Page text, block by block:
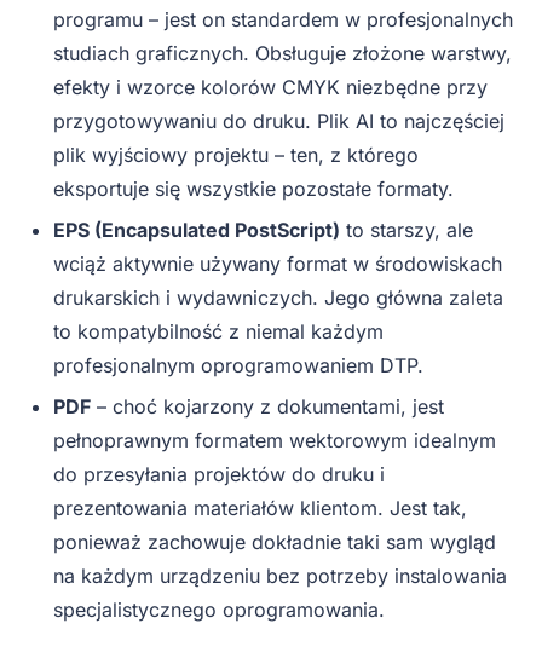
programu – jest on standardem w profesjonalnych
studiach graficznych. Obsługuje złożone warstwy,
efekty i wzorce kolorów CMYK niezbędne przy
przygotowywaniu do druku. Plik AI to najczęściej
plik wyjściowy projektu – ten, z którego
eksportuje się wszystkie pozostałe formaty.
EPS (Encapsulated PostScript) to starszy, ale
wciąż aktywnie używany format w środowiskach
drukarskich i wydawniczych. Jego główna zaleta
to kompatybilność z niemal każdym
profesjonalnym oprogramowaniem DTP.
PDF – choć kojarzony z dokumentami, jest
pełnoprawnym formatem wektorowym idealnym
do przesyłania projektów do druku i
prezentowania materiałów klientom. Jest tak,
ponieważ zachowuje dokładnie taki sam wygląd
na każdym urządzeniu bez potrzeby instalowania
specjalistycznego oprogramowania.